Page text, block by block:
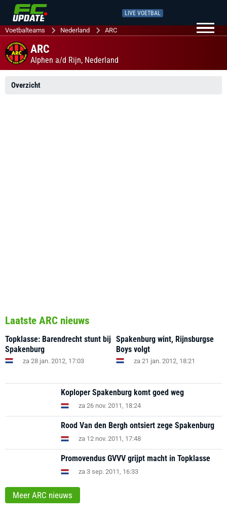
LIVE VOETBAL
Voetbalteams Nederland ARC
ARC
Alphen a/d Rijn, Nederland
Overzicht
Laatste ARC nieuws
Topklasse: Barendrecht stunt bij
Spakenburg
za 28 jan. 2012, 17:03
Spakenburg wint, Rijnsburgse
Boys volgt
za 21 jan. 2012, 18:21
Koploper Spakenburg komt goed weg
za 26 nov. 2011, 18:24
Rood Van den Bergh ontsiert zege Spakenburg
za 12 nov. 2011, 17:48
Promovendus GVVV grijpt macht in Topklasse
za 3 sep. 2011, 16:33
Meer ARC nieuws